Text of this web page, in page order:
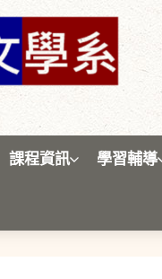
課程資訊 學習輔導